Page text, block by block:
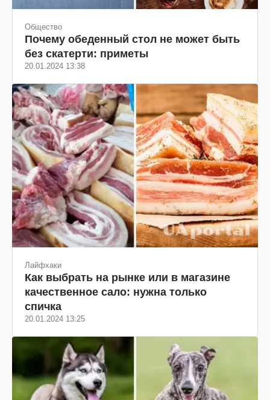
Общество
Почему обеденный стол не может быть
без скатерти: приметы
20.01.2024 13:38
Лайфхаки
Как выбрать на рынке или в магазине
качественное сало: нужна только
спичка
20.01.2024 13:25